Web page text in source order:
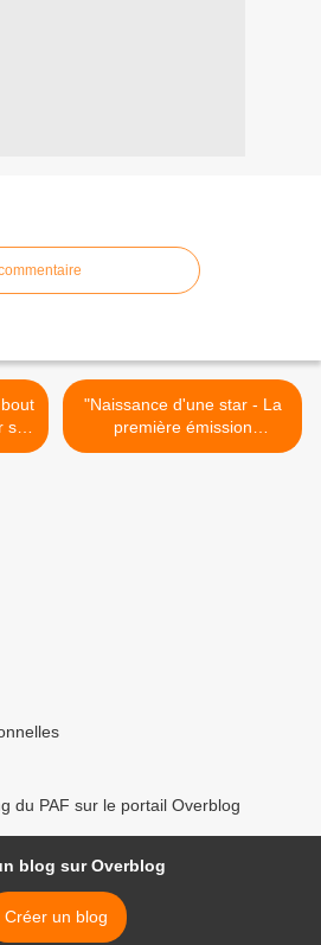
"Naissance d'une star - La
première émission
télévisée", documentaire
du PAF sur le portail Overblog
blog sur Overblog
Créer un blog